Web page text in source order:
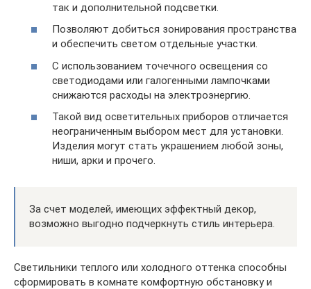
так и дополнительной подсветки.
Позволяют добиться зонирования пространства
и обеспечить светом отдельные участки.
С использованием точечного освещения со
светодиодами или галогенными лампочками
снижаются расходы на электроэнергию.
Такой вид осветительных приборов отличается
неограниченным выбором мест для установки.
Изделия могут стать украшением любой зоны,
ниши, арки и прочего.
За счет моделей, имеющих эффектный декор,
возможно выгодно подчеркнуть стиль интерьера.
Светильники теплого или холодного оттенка способны
сформировать в комнате комфортную обстановку и